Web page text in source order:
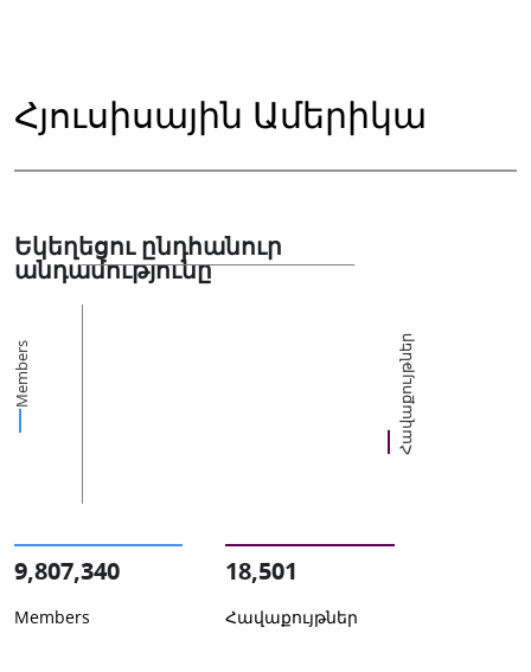
Հյուսիսային Ամերիկա
Եկեղեցու ընդհանուր
անդամությունը
Members Հավաքույթներ
9,807,340
Members
18,501
Հավաքույթներ